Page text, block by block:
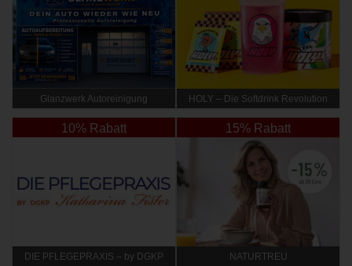
Glanzwerk Autoreinigung HOLY – Die Softdrink Revolution
10% Rabatt
DIE PFLEGEPRAXIS – by DGKP
15% Rabatt
NATURTREU